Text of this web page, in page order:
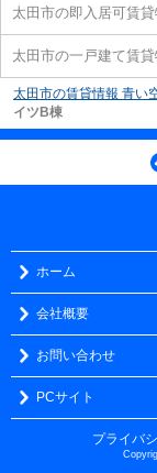
太田市の即入居可賃
太田市の一戸建て賃
太田市の賃貸情報 青い
イツB棟
ホーム
会社概要
お問い合わせ
PCサイト
プライバ